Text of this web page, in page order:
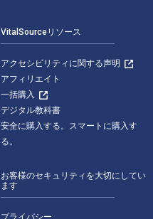
VitalSourceリソース
アクセシビリティに関する声明
アフィリエイト
一括購入
デジタル教科書
安全に購入する。スマートに購入す
る。
お客様のセキュリティを大切にしてい
ます
プライバシー